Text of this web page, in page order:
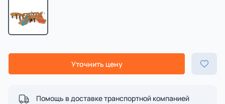
Уточнить цену
Помощь в доставке транспортной компанией